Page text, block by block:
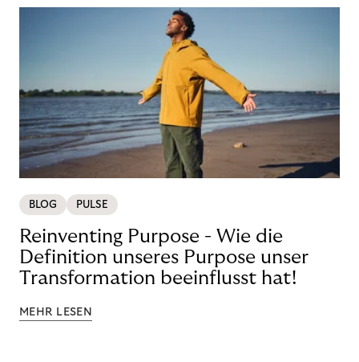
BLOG PULSE
Reinventing Purpose - Wie die
Definition unseres Purpose unser
Transformation beeinflusst hat!
MEHR LESEN